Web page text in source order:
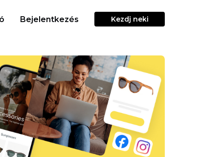
Bejelentkezés Kezdj neki